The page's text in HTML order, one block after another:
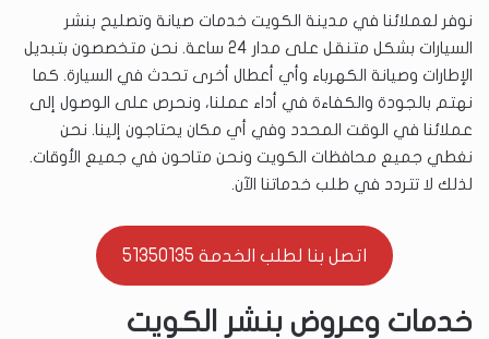
نوفر لعملائنا في مدينة الكويت خدمات صيانة وتصليح بنشر
السيارات بشكل متنقل على مدار 24 ساعة. نحن متخصصون بتبديل
الإطارات وصيانة الكهرباء وأي أعطال أخرى تحدث في السيارة. كما
نهتم بالجودة والكفاءة في أداء عملنا، ونحرص على الوصول إلى
عملائنا في الوقت المحدد وفي أي مكان يحتاجون إلينا. نحن
نغطي جميع محافظات الكويت ونحن متاحون في جميع الأوقات.
لذلك لا تتردد في طلب خدماتنا الآن.
اتصل بنا لطلب الخدمة 51350135
خدمات وعروض بنشر الكويت